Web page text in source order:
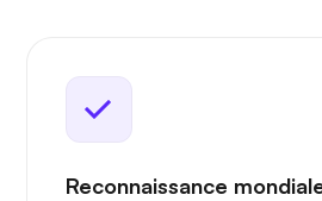
Reconnaissance